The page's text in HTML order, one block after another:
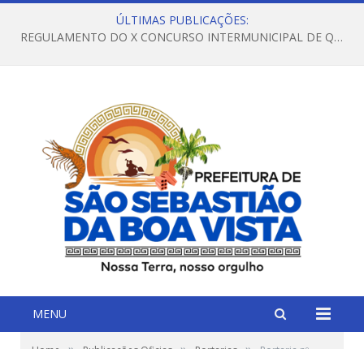
ÚLTIMAS PUBLICAÇÕES:
REGULAMENTO DO X CONCURSO INTERMUNICIPAL DE QUADRILHAS JUNINAS – 2026 – ARRAIÁ DA VENEZA
MENU